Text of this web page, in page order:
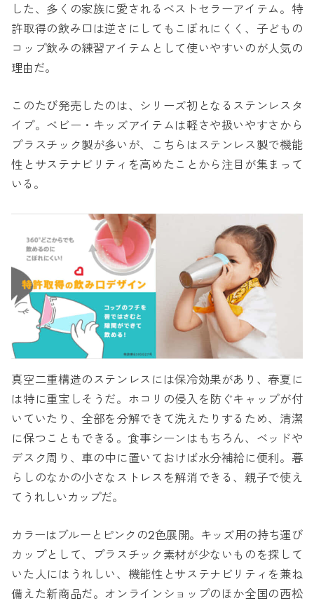
した、多くの家族に愛されるベストセラーアイテム。特
許取得の飲み口は逆さにしてもこぼれにくく、子どもの
コップ飲みの練習アイテムとして使いやすいのが人気の
理由だ。
このたび発売したのは、シリーズ初となるステンレスタ
イプ。ベビー・キッズアイテムは軽さや扱いやすさから
プラスチック製が多いが、こちらはステンレス製で機能
性とサステナビリティを高めたことから注目が集まって
いる。
真空二重構造のステンレスには保冷効果があり、春夏に
は特に重宝しそうだ。ホコリの侵入を防ぐキャップが付
いていたり、全部を分解できて洗えたりするため、清潔
に保つこともできる。食事シーンはもちろん、ベッドや
デスク周り、車の中に置いておけば水分補給に便利。暮
らしのなかの小さなストレスを解消できる、親子で使え
てうれしいカップだ。
カラーはブルーとピンクの2色展開。キッズ用の持ち運び
カップとして、プラスチック素材が少ないものを探して
いた人にはうれしい、機能性とサステナビリティを兼ね
備えた新商品だ。オンラインショップのほか全国の西松